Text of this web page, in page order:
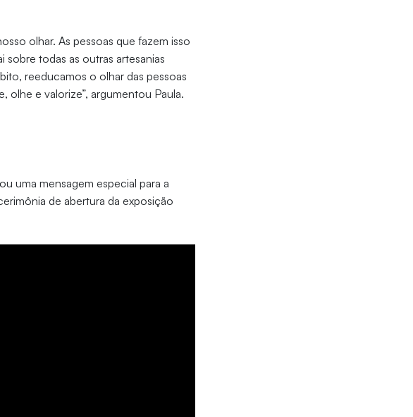
olhar. As pessoas que fazem isso
todas as outras artesanias
reeducamos o olhar das pessoas
olhe e valorize”, argumentou Paula.
uma mensagem especial para a
de abertura da exposição